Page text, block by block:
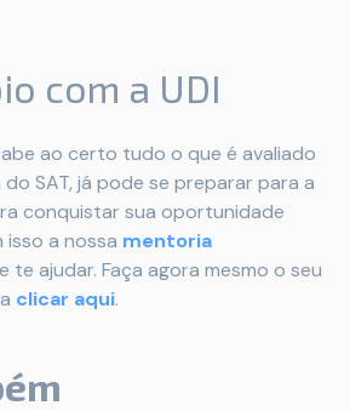
com a UDI
ao certo tudo o que é avaliado
SAT, já pode se preparar para a
conquistar sua oportunidade
isso a nossa mentoria
te ajudar. Faça agora mesmo o seu
clicar aqui.